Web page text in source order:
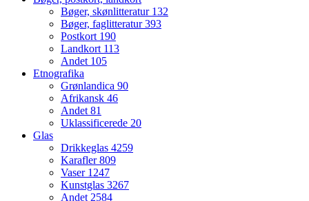
Bøger, skønlitteratur 132
Bøger, faglitteratur393
Postkort 190
Landkort 113
Andet 105
Etnografika
Grønlandica 90
Afrikansk 46
Andet81
Uklassificerede 20
Glas
Drikkeglas 4259
Karafler809
Vaser 1247
Kunstglas 3267
Andet2584